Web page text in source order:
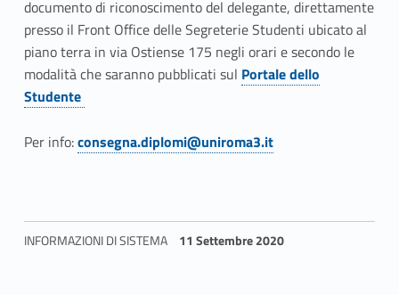
l
d
i
p
m
documento di riconoscimento del delegante, direttamente
presso il Front Office delle Segreterie Studenti ubicato al
piano terra in via Ostiense 175 negli orari e secondo le
modalità che saranno pubblicati sul
Link identifier #identifier__48901-1
Portale dello
Studente
Per info:
Link identifier #identifier__35995-2
consegna.diplomi@uniroma3.it
INFORMAZIONI DI SISTEMA 11 Settembre 2020